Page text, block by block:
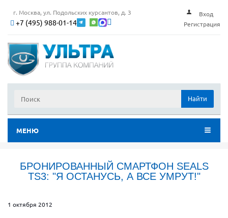
г. Москва, ул. Подольских курсантов, д. 3
+7 (495) 988-01-14
Вход
Регистрация
Найти
МЕНЮ
БРОНИРОВАННЫЙ СМАРТФОН SEALS
TS3: "Я ОСТАНУСЬ, А ВСЕ УМРУТ!"
1 октября 2012